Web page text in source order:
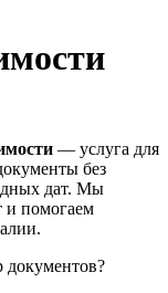
— услуга для
без
дат. Мы
и помогаем
документов?